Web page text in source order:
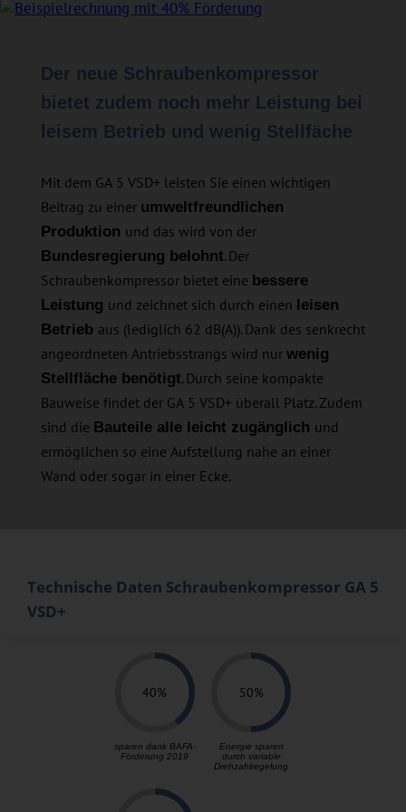
Der neue Schraubenkompressor
bietet zudem noch mehr Leistung bei
leisem Betrieb und wenig Stellfäche
Mit dem GA 5 VSD+ leisten Sie einen wichtigen
Beitrag zu einer umweltfreundlichen
Produktion und das wird von der
Bundesregierung belohnt. Der
Schraubenkompressor bietet eine bessere
Leistung und zeichnet sich durch einen leisen
Betrieb aus (lediglich 62 dB(A)). Dank des senkrecht
angeordneten Antriebsstrangs wird nur wenig
Stellfläche benötigt. Durch seine kompakte
Bauweise findet der GA 5 VSD+ überall Platz. Zudem
sind die Bauteile alle leicht zugänglich und
ermöglichen so eine Aufstellung nahe an einer
Wand oder sogar in einer Ecke.
Technische Daten Schraubenkompressor GA 5
VSD+
40%
sparen dank BAFA-
Förderung 2019
50%
Energie sparen
durch variable
Drehzahlregelung